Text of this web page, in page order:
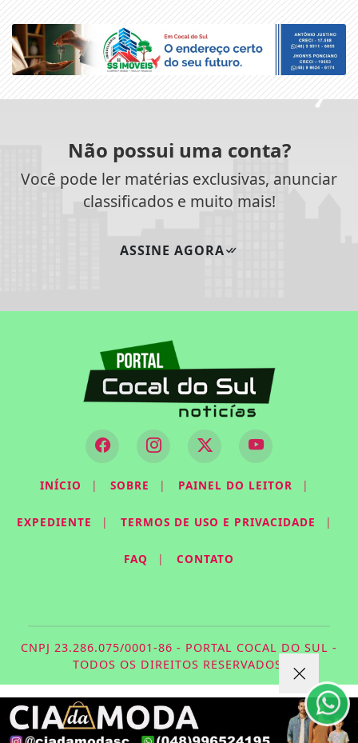
Não possui uma conta?
Você pode ler matérias exclusivas, anunciar
classificados e muito mais!
ASSINE AGORA
INÍCIO | SOBRE | PAINEL DO LEITOR |
EXPEDIENTE | TERMOS DE USO E PRIVACIDADE |
FAQ | CONTATO
CNPJ 23.286.075/0001-86 - PORTAL COCAL DO SUL -
TODOS OS DIREITOS RESERVADOS.
entendemos que você concorda com nossos Termos
de Uso e Privacidade.
CLICANDO AQUI
PROSSEGUIR